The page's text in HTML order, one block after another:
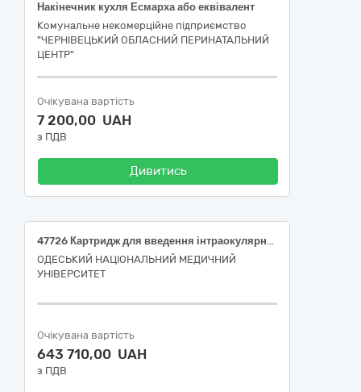
Накінечник кухля Есмарха або еквівалент
Комунальне некомерційне підприємство
"ЧЕРНІВЕЦЬКИЙ ОБЛАСНИЙ ПЕРИНАТАЛЬНИЙ
ЦЕНТР"
Очікувана вартість
7 200,00 UAH
з ПДВ
Дивитись
47726 Картридж для введення інтраокулярної лінзи, Q020680 – Стоматологічні, офтальмологічні й отоларингологічні пристрої. Набори для факоемульсифікації (Картридж C системи Monarch™ III); 47726 Картридж для введення інтраокулярної лінзи, Q020680 – Стоматологічні, офтальмологічні й отоларингологічні пристрої. Набори для факоемульсифікації (Картридж D системи Monarch™ III); 35562 Кільце підтримки капсульного мішка, P0301019001 – Імплантовані протезні пристосування і пристрої для остеосинтезу. Інтраокулярні лінзи (iol) – різне (Інтракапсулярні кільця AC, круглий край); 46738 Офтальмологічний ніж одноразового застосування відновлений, Q02010102 – Стоматологічні, офтальмологічні й отоларингологічні пристрої. Офтальмологічні мікроскальпелі, прямі (Ніж ClearCut S Sideport, 1,0 mm, стерильний); 46738 Офтальмологічний ніж одноразового застосування відновлений, Q02010102 – Стоматологічні, офтальмологічні й отоларингологічні пристрої. Офтальмологічні мікроскальпелі, прямі (Ніж офтальмологічний 30°); 46738 Офтальмологічний ніж одноразового застосування відновлений, Q02010103 – Стоматологічні, офтальмологічні й отоларингологічні пристрої. Офтальмологічні мікроскальпелі, вигнуті (Ніж-розшаровувач ClearCut S, 2,3 mm, стерильний); 46738 Офтальмологічний ніж одноразового застосування відновлений, Q02010102 – Стоматологічні, офтальмологічні й отоларингологічні пристрої. Офтальмологічні мікроскальпелі, прямі (Ніж ClearCut S Intrepid™ DB, 2,2 mm, стерильний)
ОДЕСЬКИЙ НАЦІОНАЛЬНИЙ МЕДИЧНИЙ
УНІВЕРСИТЕТ
Очікувана вартість
643 710,00 UAH
з ПДВ